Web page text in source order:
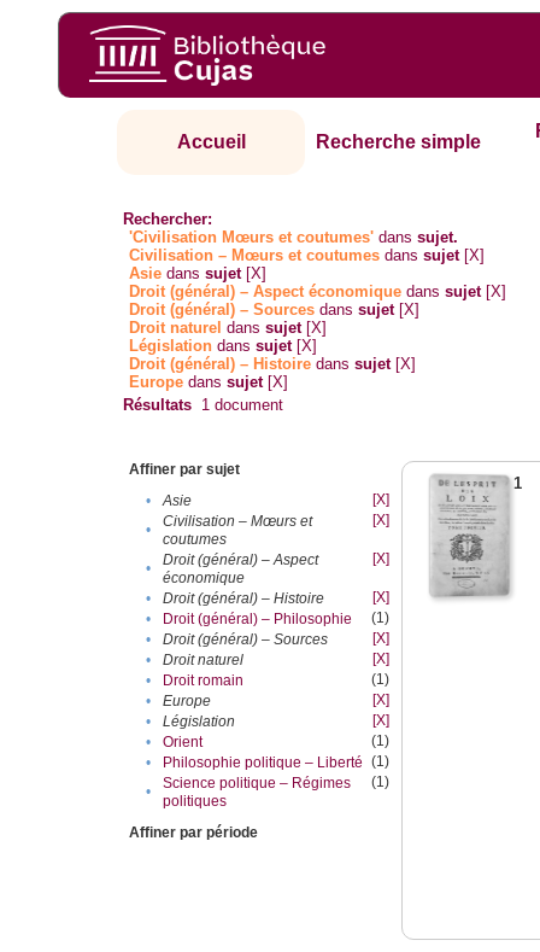
Accueil Recherche simple
Rechercher:
'Civilisation Mœurs et coutumes' danssujet.
Civilisation – Mœurs et coutumes danssujet [X]
Asie danssujet [X]
Droit (général) – Aspect économique danssujet [X]
Droit (général) – Sources danssujet [X]
Droit naturel danssujet [X]
Législation danssujet [X]
Droit (général) – Histoire danssujet [X]
Europe danssujet [X]
Résultats 1 document
Affiner par sujet
•
Asie
[X]
•
Civilisation – Mœurs et
coutumes
[X]
•
Droit (général) – Aspect
économique
[X]
• Droit (général) – Histoire
[X]
•
Droit (général) – Philosophie
(1)
•
Droit (général) – Sources
[X]
•
Droit naturel
[X]
•
Droit romain
(1)
•
Europe
[X]
•
Législation
[X]
•
Orient
(1)
•
Philosophie politique – Liberté (1)
•
Science politique – Régimes
politiques
(1)
Affiner par période
1